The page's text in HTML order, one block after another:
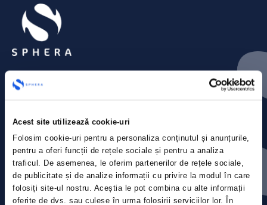
Acest site utilizează cookie-uri
Folosim cookie-uri pentru a personaliza conținutul și anunțurile,
pentru a oferi funcții de rețele sociale și pentru a analiza
traficul. De asemenea, le oferim partenerilor de rețele sociale,
de publicitate și de analize informații cu privire la modul în care
folosiți site-ul nostru. Aceștia le pot combina cu alte informații
oferite de dvs. sau culese în urma folosirii serviciilor lor. În
Press releases
Privacy Policy